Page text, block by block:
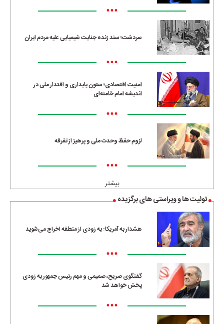
•••
سردشت؛ سند زنده جنایت شیمیایی علیه مردم ایران
•••
امنیت اقتصادی؛ ستون پایداری و اقتدار ملی در
اندیشه امام خامنه‌ای
•••
لزوم حفظ وحدت ملی و پرهیز از تفرقه
•••
بیشتر
توئیت ها و ویراستی های برگزیده
هشدار به آمریکا: به زودی از منطقه اخراج می‌شوید
•••
گفتگوی صریح، صمیمی و مهم رئیس جمهور به زودی
پخش خواهد شد
•••